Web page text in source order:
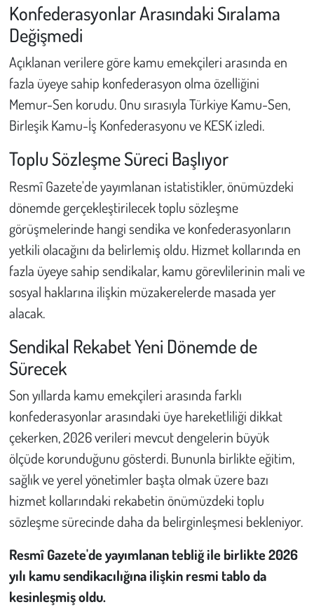
Konfederasyonlar Arasındaki Sıralama
Değişmedi
Açıklanan verilere göre kamu emekçileri arasında en
fazla üyeye sahip konfederasyon olma özelliğini
Memur-Sen korudu. Onu sırasıyla Türkiye Kamu-Sen,
Birleşik Kamu-İş Konfederasyonu ve KESK izledi.
Toplu Sözleşme Süreci Başlıyor
Resmî Gazete'de yayımlanan istatistikler, önümüzdeki
dönemde gerçekleştirilecek toplu sözleşme
görüşmelerinde hangi sendika ve konfederasyonların
yetkili olacağını da belirlemiş oldu. Hizmet kollarında en
fazla üyeye sahip sendikalar, kamu görevlilerinin mali ve
sosyal haklarına ilişkin müzakerelerde masada yer
alacak.
Sendikal Rekabet Yeni Dönemde de
Sürecek
Son yıllarda kamu emekçileri arasında farklı
konfederasyonlar arasındaki üye hareketliliği dikkat
çekerken, 2026 verileri mevcut dengelerin büyük
ölçüde korunduğunu gösterdi. Bununla birlikte eğitim,
sağlık ve yerel yönetimler başta olmak üzere bazı
hizmet kollarındaki rekabetin önümüzdeki toplu
sözleşme sürecinde daha da belirginleşmesi bekleniyor.
Resmî Gazete'de yayımlanan tebliğ ile birlikte 2026
yılı kamu sendikacılığına ilişkin resmi tablo da
kesinleşmiş oldu.
Tarih
Hukuk
Tarım
Son Dakika
Kent
Eğlence